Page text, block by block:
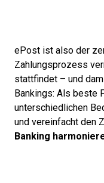
ePost ist also der
Zahlungsprozess
stattfindet – und
Bankings: Als beste
unterschiedlichen
und vereinfacht den
Banking